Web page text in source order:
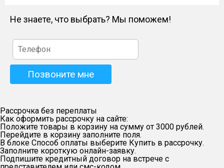
Не знаете, что выбрать? Мы поможем!
Рассрочка без переплаты
Как оформить рассрочку на сайте:
Положите товары в корзину на сумму от 3000 рублей.
Перейдите в корзину заполните поля.
В блоке Способ оплаты выберите Купить в рассрочку.
Заполните короткую онлайн-заявку.
Подпишите кредитный договор на встрече с